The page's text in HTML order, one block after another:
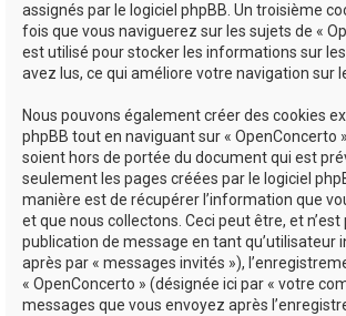
assignés par le logiciel phpBB. Un troisième
fois que vous naviguerez sur les sujets de «
est utilisé pour stocker les informations sur
avez lus, ce qui améliore votre navigation sur
Nous pouvons également créer des cookies
phpBB tout en naviguant sur « OpenConcerto
soient hors de portée du document qui est
seulement les pages créées par le logiciel
manière est de récupérer l’information que
et que nous collectons. Ceci peut être, et n’est
publication de message en tant qu’utilisateur
après par « messages invités »),
« OpenConcerto » (désignée ici par « votre
messages que vous envoyez après